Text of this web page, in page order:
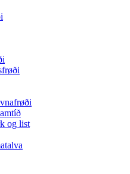
og list